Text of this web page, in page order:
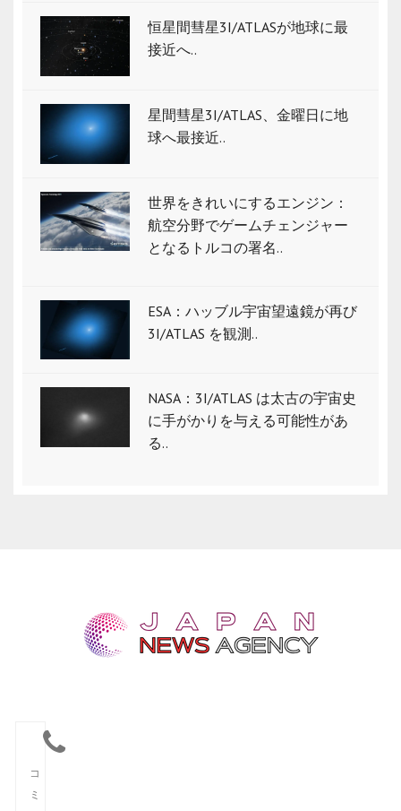
恒星間彗星3I/ATLASが地球に最
接近へ..
星間彗星3I/ATLAS、金曜日に地
球へ最接近..
世界をきれいにするエンジン：
航空分野でゲームチェンジャー
となるトルコの署名..
ESA：ハッブル宇宙望遠鏡が再び
3I/ATLAS を観測..
NASA：3I/ATLAS は太古の宇宙史
に手がかりを与える可能性があ
る..
コ
ミ